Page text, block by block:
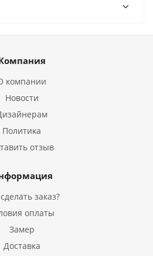
компании
Новости
Политика
отзыв
заказ?
оплаты
Замер
Доставка